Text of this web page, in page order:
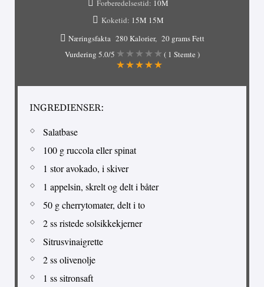
Forberedelsestid: 10M
Koketid: 15M 15M
Næringsfakta 280 Kalorier
20 grams Fett
Vurdering 5.0/5 ( 1 Stemte )
INGREDIENSER:
Salatbase
100 g ruccola eller spinat
1 stor avokado, i skiver
1 appelsin, skrelt og delt i båter
50 g cherrytomater, delt i to
2 ss ristede solsikkekjerner
Sitrusvinaigrette
2 ss olivenolje
1 ss sitronsaft